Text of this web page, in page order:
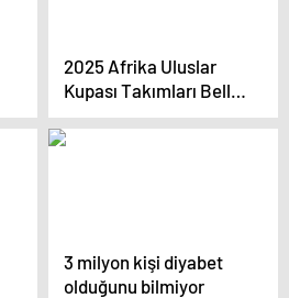
2025 Afrika Uluslar
Kupası Takımları Belli
Oldu
3 milyon kişi diyabet
olduğunu bilmiyor